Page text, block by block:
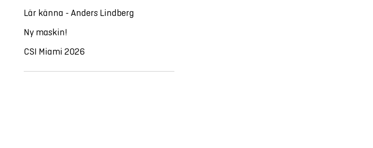
Lär känna - Anders Lindberg
Ny maskin!
CSI Miami 2026